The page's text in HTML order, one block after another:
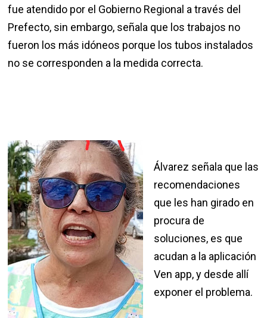
fue atendido por el Gobierno Regional a través del
Prefecto, sin embargo, señala que los trabajos no
fueron los más idóneos porque los tubos instalados
no se corresponden a la medida correcta.
Álvarez señala que las
recomendaciones
que les han girado en
procura de
soluciones, es que
acudan a la aplicación
Ven app, y desde allí
exponer el problema.